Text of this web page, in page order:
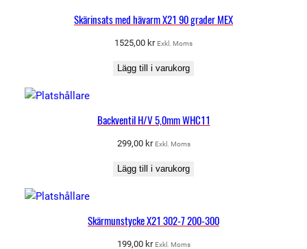
Skärinsats med hävarm X21 90 grader MEX
1525,00 kr Exkl. Moms
Lägg till i varukorg
Backventil H/V 5,0mm WHC11
299,00 kr Exkl. Moms
Lägg till i varukorg
Skärmunstycke X21 302-7 200-300
199,00 kr Exkl. Moms